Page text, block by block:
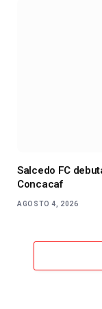
Salcedo FC
Concacaf
AGOSTO 4, 2026